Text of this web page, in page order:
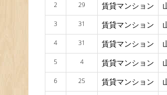
2 29 賃貸マンション
3 31 賃貸マンション
4 31 賃貸マンション
5 4 賃貸マンション
6 25 賃貸マンション